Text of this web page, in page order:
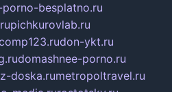
porno-besplatno.ru
pichkurovlab.ru
don-ykt.ru
domashnee-porno.ru
doska.rumetropoltravel.ru